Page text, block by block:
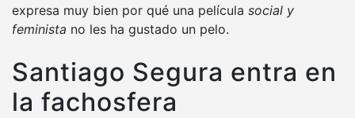
expresa muy bien por qué una película social y
feminista no les ha gustado un pelo.
Santiago Segura entra en
la fachosfera